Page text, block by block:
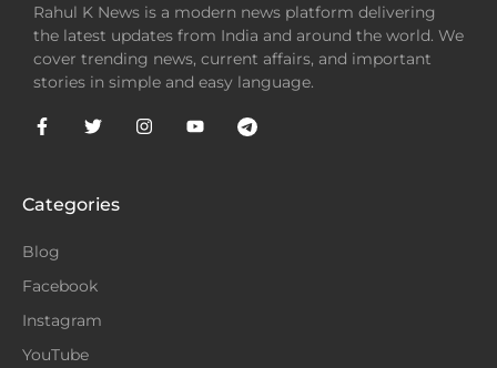
Rahul K News is a modern news platform delivering
the latest updates from India and around the world. We
cover trending news, current affairs, and important
stories in simple and easy language.
Categories
Blog
Facebook
Instagram
YouTube